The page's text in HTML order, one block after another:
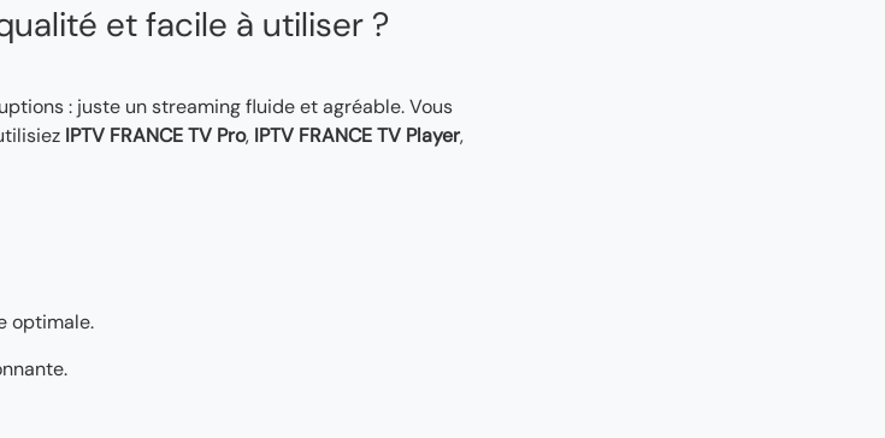
et facile à utiliser ?
: juste un streaming fluide et agréable. Vous
IPTV FRANCE TV Pro, IPTV FRANCE TV Player,
optimale.